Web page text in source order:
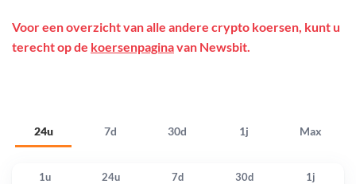
24u 7d 30d 1j Max
Voor een overzicht van alle andere crypto koersen, kunt u
terecht op de koersenpaginavan Newsbit.
1u 24u 7d 30d 1j